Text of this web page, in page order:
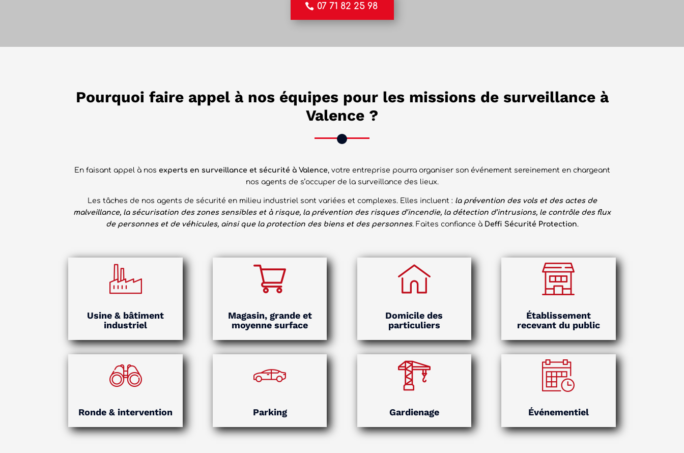
07 71 82 25 98
Pourquoi faire appel à nos équipes pour les missions de surveillance à
Valence ?
En faisant appel à nos experts en surveillance et sécurité à Valence, votre entreprise pourra organiser son événement sereinement en chargeant
nos agents de s’occuper de la surveillance des lieux.
Les tâches de nos agents de sécurité en milieu industriel sont variées et complexes. Elles incluent : la prévention des vols et des actes de
malveillance, la sécurisation des zones sensibles et à risque, la prévention des risques d’incendie, la détection d’intrusions, le contrôle des flux
de personnes et de véhicules, ainsi que la protection des biens et des personnes. Faites confiance à Deffi Sécurité Protection.
Usine & bâtiment
industriel
Magasin, grande et
moyenne surface
Domicile des
particuliers
Établissement
recevant du public
Ronde & intervention Parking Gardienage Événementiel